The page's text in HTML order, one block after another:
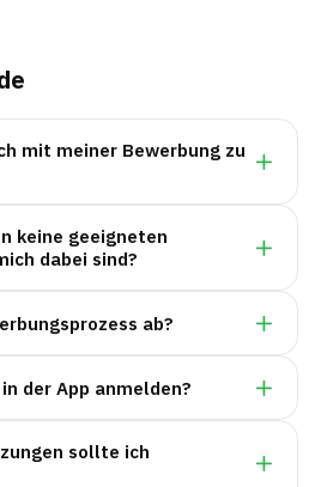
mit meiner Bewerbung zu
keine geeigneten
dabei sind?
ab?
der App anmelden?
sollte ich